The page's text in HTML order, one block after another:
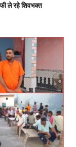
ले रहे शिवभक्त